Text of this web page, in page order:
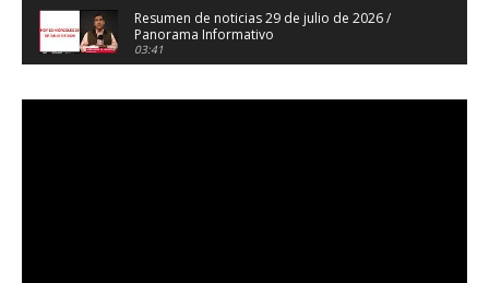
Resumen de noticias 29 de julio de 2026 /
Panorama Informativo
03:41
Panorama Informativo